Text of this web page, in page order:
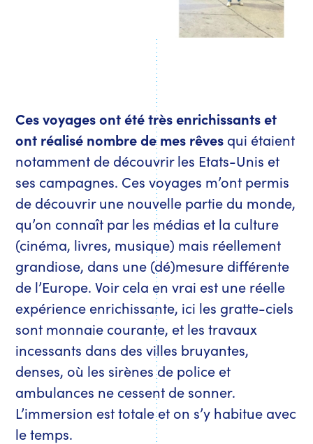
Ces voyages ont été très enrichissants et
ont réalisé nombre de mes rêves qui étaient
notamment de découvrir les Etats-Unis et
ses campagnes. Ces voyages m’ont permis
de découvrir une nouvelle partie du monde,
qu’on connaît par les médias et la culture
(cinéma, livres, musique) mais réellement
grandiose, dans une (dé)mesure différente
de l’Europe. Voir cela en vrai est une réelle
expérience enrichissante, ici les gratte-ciels
sont monnaie courante, et les travaux
incessants dans des villes bruyantes,
denses, où les sirènes de police et
ambulances ne cessent de sonner.
L’immersion est totale et on s’y habitue avec
le temps.